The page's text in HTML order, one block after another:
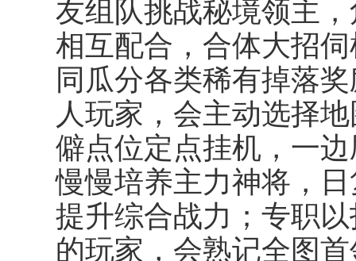
友组队挑战秘境领主
相互配合，合体大招
同瓜分各类稀有掉落
人玩家，会主动选择
僻点位定点挂机，一
慢慢培养主力神将，
提升综合战力；专职
的玩家，会熟记全图